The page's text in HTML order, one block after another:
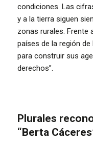
condiciones. Las
y a la tierra siguen
zonas rurales. Frente
países de la región
para construir sus
derechos”.
Plurales
“Berta